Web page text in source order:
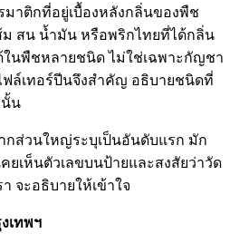
มาติกที่อยู่เบื้องหลังกลิ่นของพืช
สน น้ำมัน หรือพริกไทยที่ได้กลิ่น
ในพืชหลายชนิด ไม่ใช่เฉพาะกัญชา
ฟล์เทอร์ปีนจึงสำคัญ อธิบายชนิดที่
นั้น
ส่วนใหญ่ระบุเป็นอันดับแรก มัก
ยเห็นตัวเลขบนป้ายและสงสัยว่าวัด
า จะอธิบายให้เข้าใจ
เทพฯ